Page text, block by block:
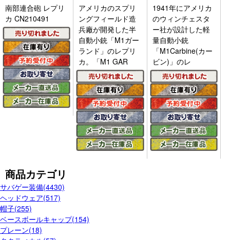
南部連合砲 レプリ
カ CN210491
アメリカのスプリ
ングフィールド造
兵廠が開発した半
自動小銃「M1ガー
ランド」のレプリ
カ。「M1 GAR
1941年にアメリカ
のウィンチェスタ
ー社が設計した軽
量自動小銃
「M1Carbine(カー
ビン)」のレ
商品カテゴリ
サバゲー装備(4430)
ヘッドウェア(517)
帽子(255)
ベースボールキャップ(154)
プレーン(18)